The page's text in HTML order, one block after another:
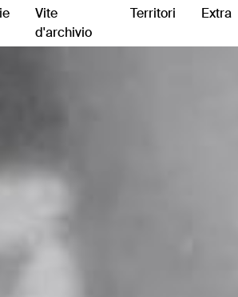
Vite
d'archivio
Territori Extra